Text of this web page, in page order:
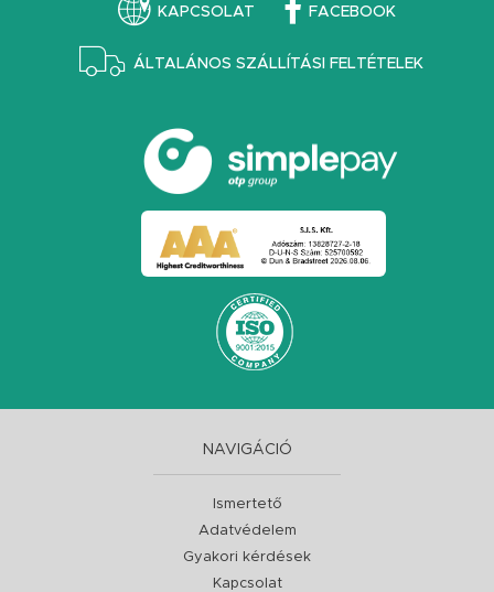
KAPCSOLAT FACEBOOK
ÁLTALÁNOS SZÁLLÍTÁSI FELTÉTELEK
NAVIGÁCIÓ
Ismertető
Adatvédelem
Gyakori kérdések
Kapcsolat